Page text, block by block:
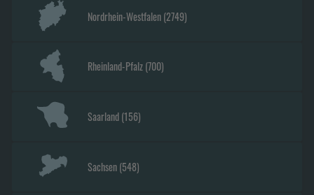
Nordrhein-Westfalen(2749)
Rheinland-Pfalz(700)
Saarland(156)
Sachsen(548)